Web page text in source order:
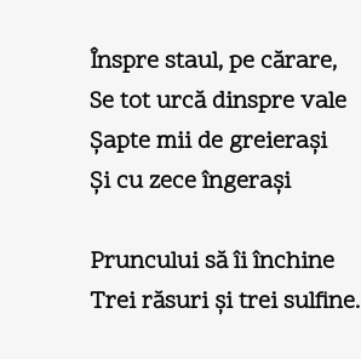
Înspre staul, pe cărare,
Se tot urcă dinspre vale
Şapte mii de greieraşi
Şi cu zece îngeraşi
Pruncului să îi închine
Trei răsuri şi trei sulfine.